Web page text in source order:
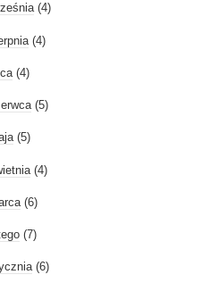
(4)
(4)
(4)
(5)
(5)
(4)
(6)
(7)
(6)